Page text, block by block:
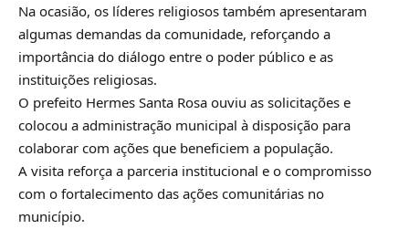
Na ocasião, os líderes religiosos também apresentaram
algumas demandas da comunidade, reforçando a
importância do diálogo entre o poder público e as
instituições religiosas.
O prefeito Hermes Santa Rosa ouviu as solicitações e
colocou a administração municipal à disposição para
colaborar com ações que beneficiem a população.
A visita reforça a parceria institucional e o compromisso
com o fortalecimento das ações comunitárias no
município.